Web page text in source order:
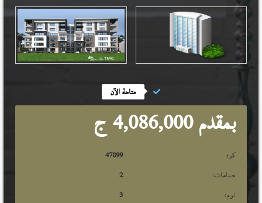
متاحة الآن
بمقدم 4,086,000 ج
كود
47899
حمامات:
2
نوم:
3